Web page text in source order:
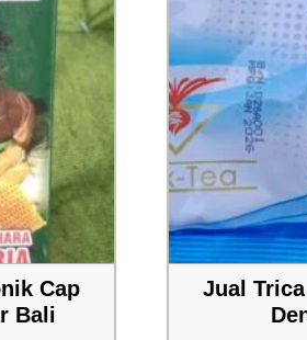
Cap
Bali
Jual